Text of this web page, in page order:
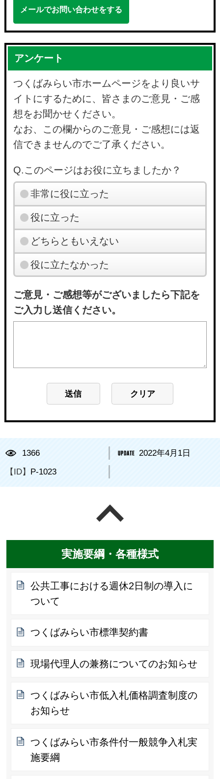
メールでお問い合わせをする
アンケート
つくばみらい市ホームページをより良いサ
イトにするために、皆さまのご意見・ご感
想をお聞かせください。
なお、この欄からのご意見・ご感想には返
信できませんのでご了承ください。
Q.このページはお役に立ちましたか？
非常に役に立った
役に立った
どちらともいえない
役に立たなかった
ご意見・ご感想等がございましたら下記を
ご入力し送信ください。
1366 2022年4月1日
【ID】 P-1023
実施要綱・各種様式
公共工事における週休2日制の導入に
ついて
つくばみらい市標準契約書
現場代理人の兼務についてのお知らせ
つくばみらい市低入札価格調査制度の
お知らせ
つくばみらい市条件付一般競争入札実
施要綱